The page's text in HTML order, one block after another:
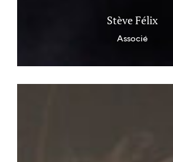
Stève Félix
Associé